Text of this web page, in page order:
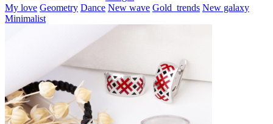
My love Geometry Dance New wave Gold_trends New galaxy
Minimalist